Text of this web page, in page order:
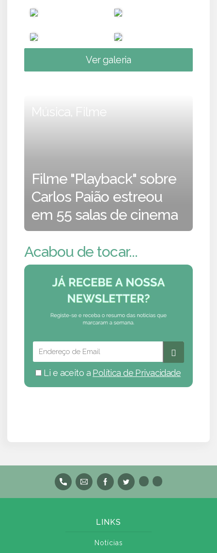
Ver galeria
Música, Filme
Filme "Playback" sobre
Carlos Paião estreou
em 55 salas de cinema
Acabou de tocar...
Li e aceito a Política de Privacidade
LINKS
Notícias